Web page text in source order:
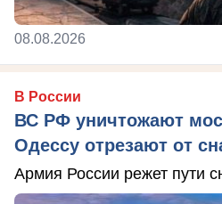
08.08.2026
В России
ВС РФ уничтожают
Одессу отрезают от
Армия России режет пути